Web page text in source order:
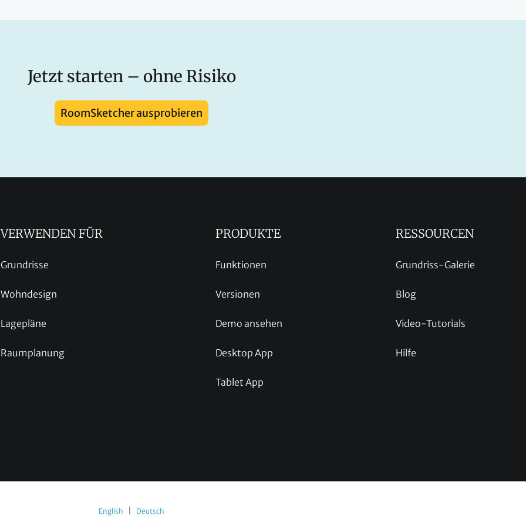
Jetzt starten – ohne Risiko
RoomSketcher ausprobieren
VERWENDEN FÜR
Grundrisse
Wohndesign
Lagepläne
Raumplanung
PRODUKTE
Funktionen
Versionen
Demo ansehen
Desktop App
Tablet App
RESSOURCEN
Grundriss-Galerie
Blog
Video-Tutorials
Hilfe
English Deutsch